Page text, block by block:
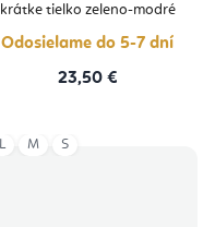
krátke tielko zeleno-modré
Odosielame do 5-7 dní
23,50 €
L M S